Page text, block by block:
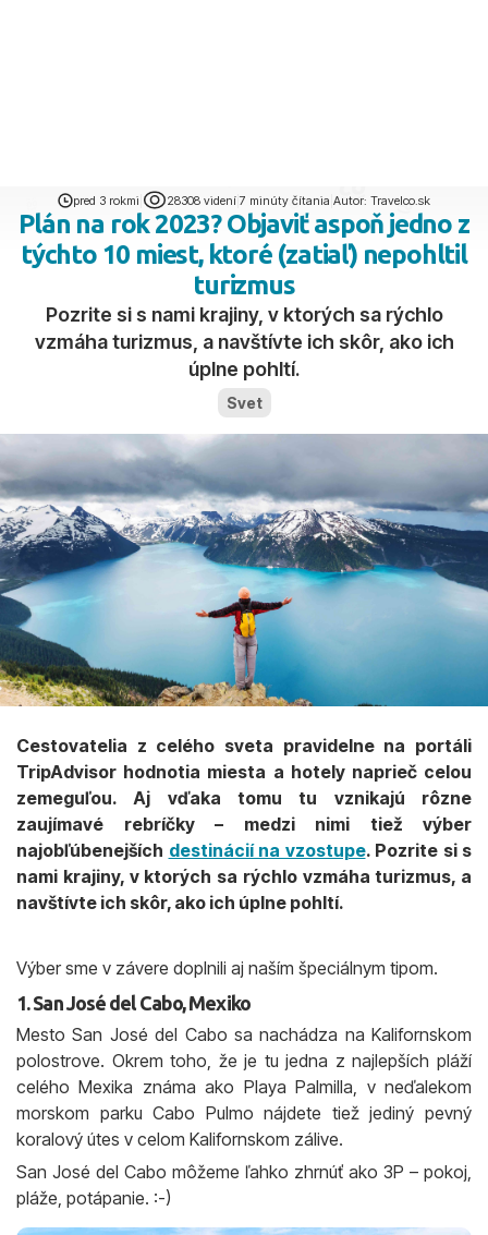
pred 3 rokmi 28308 videní|7 minúty čítania Autor: Travelco.sk
Plán na rok 2023? Objaviť aspoň jedno z
týchto 10 miest, ktoré (zatiaľ) nepohltil
turizmus
Pozrite si s nami krajiny, v ktorých sa rýchlo
vzmáha turizmus, a navštívte ich skôr, ako ich
úplne pohltí.
Svet
Cestovatelia z celého sveta pravidelne na portáli
TripAdvisor hodnotia miesta a hotely naprieč celou
zemeguľou. Aj vďaka tomu tu vznikajú rôzne
zaujímavé rebríčky – medzi nimi tiež výber
najobľúbenejších destinácií na vzostupe. Pozrite si s
nami krajiny, v ktorých sa rýchlo vzmáha turizmus, a
navštívte ich skôr, ako ich úplne pohltí.
Výber sme v závere doplnili aj naším špeciálnym tipom.
1. San José del Cabo, Mexiko
Mesto San José del Cabo sa nachádza na Kalifornskom
polostrove. Okrem toho, že je tu jedna z najlepších pláží
celého Mexika známa ako Playa Palmilla, v neďalekom
morskom parku Cabo Pulmo nájdete tiež jediný pevný
koralový útes v celom Kalifornskom zálive.
San José del Cabo môžeme ľahko zhrnúť ako 3P – pokoj,
pláže, potápanie. :-)